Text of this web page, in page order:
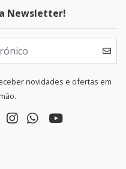
Newsletter!
novidades e ofertas em